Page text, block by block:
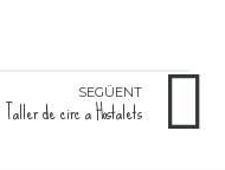
SEGÜENT
Taller de circ a Hostalets